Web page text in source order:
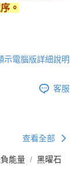
。
示電腦版詳細說明
客服
查看全部
能量
黑曜石